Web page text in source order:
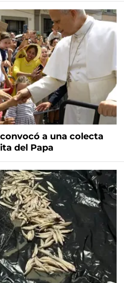
a una colecta
del Papa